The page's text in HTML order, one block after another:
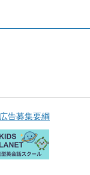
広告募集要綱